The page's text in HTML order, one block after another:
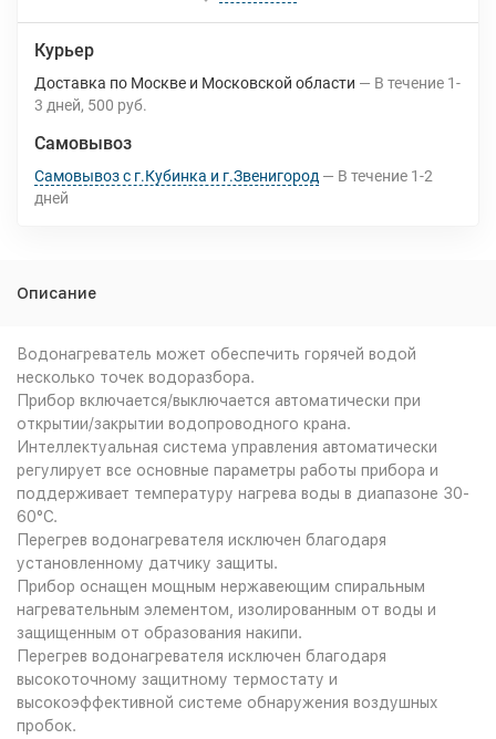
Курьер
Доставка по Москве и Московской области В течение 1-
3 дней 500 руб.
Самовывоз
Самовывоз с г.Кубинка и г.Звенигород В течение 1-2
дней
Описание
Водонагреватель может обеспечить горячей водой
несколько точек водоразбора.
Прибор включается/выключается автоматически при
открытии/закрытии водопроводного крана.
Интеллектуальная система управления автоматически
регулирует все основные параметры работы прибора и
поддерживает температуру нагрева воды в диапазоне 30-
60°С.
Перегрев водонагревателя исключен благодаря
установленному датчику защиты.
Прибор оснащен мощным нержавеющим спиральным
нагревательным элементом, изолированным от воды и
защищенным от образования накипи.
Перегрев водонагревателя исключен благодаря
высокоточному защитному термостату и
высокоэффективной системе обнаружения воздушных
пробок.